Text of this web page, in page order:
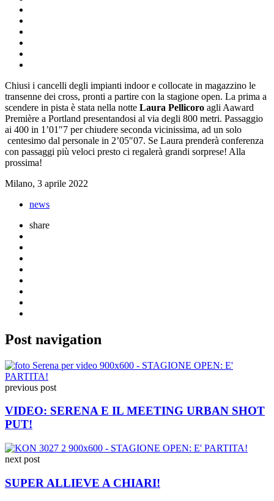
Chiusi i cancelli degli impianti indoor e collocate in magazzino le
transenne dei cross, pronti a partire con la stagione open. La prima a
scendere in pista è stata nella notte Laura Pellicoro agli Aaward
Première a Portland presentandosi al via degli 800 metri. Passaggio
ai 400 in 1’01″7 per chiudere seconda vicinissima, ad un solo
centesimo dal personale in 2’05″07. Se Laura prenderà conferenza
con passaggi più veloci presto ci regalerà grandi sorprese! Alla
prossima!
Milano, 3 aprile 2022
news
share
Post navigation
previous post
VIDEO: SERENA E IL MEETING URBAN SHOT
PUT!
next post
SUPER ALLIEVE A CHIARI!